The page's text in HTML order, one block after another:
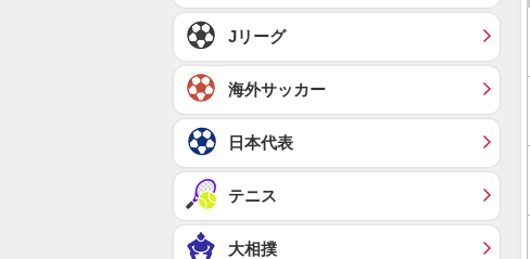
Jリーグ
海外サッカー
日本代表
テニス
大相撲